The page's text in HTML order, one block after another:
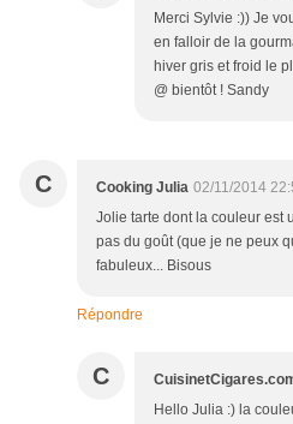
Merci Sylvie :)) Je
en falloir de la
hiver gris et froid le
@ bientôt ! Sandy
C Cooking Julia 02/11/2014
Jolie tarte dont la couleur est
pas du goût (que je ne peux
fabuleux... Bisous
Répondre
C
Hello Julia :) la